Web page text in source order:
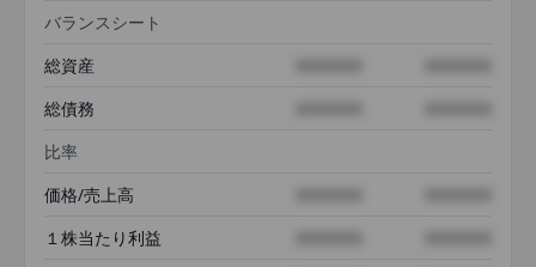
バランスシート
総資産
総債務
比率
価格/売上高
１株当たり利益